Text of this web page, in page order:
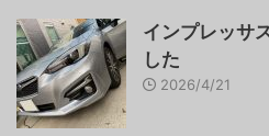
インプレッサ
した
2026/4/21